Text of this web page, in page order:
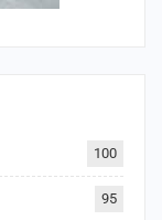
100
95